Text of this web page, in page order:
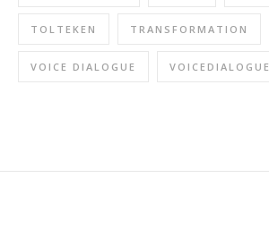
TOLTEKEN TRANSFORMATION
VOICE DIALOGUE VOICEDIALOGUE